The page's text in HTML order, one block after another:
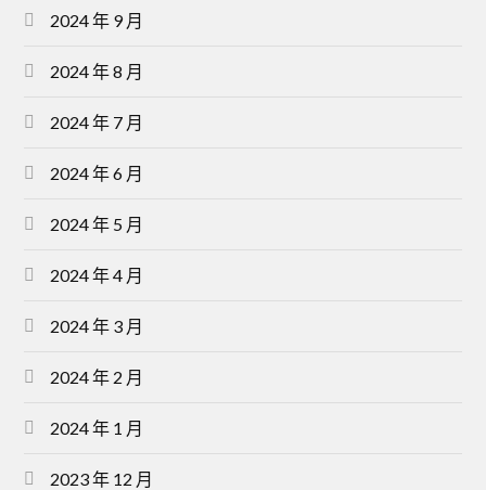
2024 年 9 月
2024 年 8 月
2024 年 7 月
2024 年 6 月
2024 年 5 月
2024 年 4 月
2024 年 3 月
2024 年 2 月
2024 年 1 月
2023 年 12 月